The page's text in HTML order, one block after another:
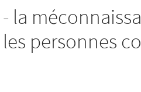
- la
les personnes